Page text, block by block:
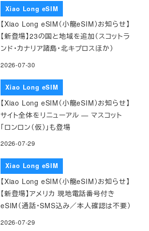
Xiao Long eSIM
【Xiao Long eSIM（小龍eSIM）お知らせ】
【新登場】23の国と地域を追加（スコットラ
ンド・カナリア諸島・北キプロスほか）
2026-07-30
Xiao Long eSIM
【Xiao Long eSIM（小龍eSIM）お知らせ】
サイト全体をリニューアル — マスコット
「ロンロン（仮）」も登場
2026-07-29
Xiao Long eSIM
【Xiao Long eSIM（小龍eSIM）お知らせ】
【新登場】アメリカ 現地電話番号付き
eSIM（通話・SMS込み／本人確認は不要）
2026-07-29